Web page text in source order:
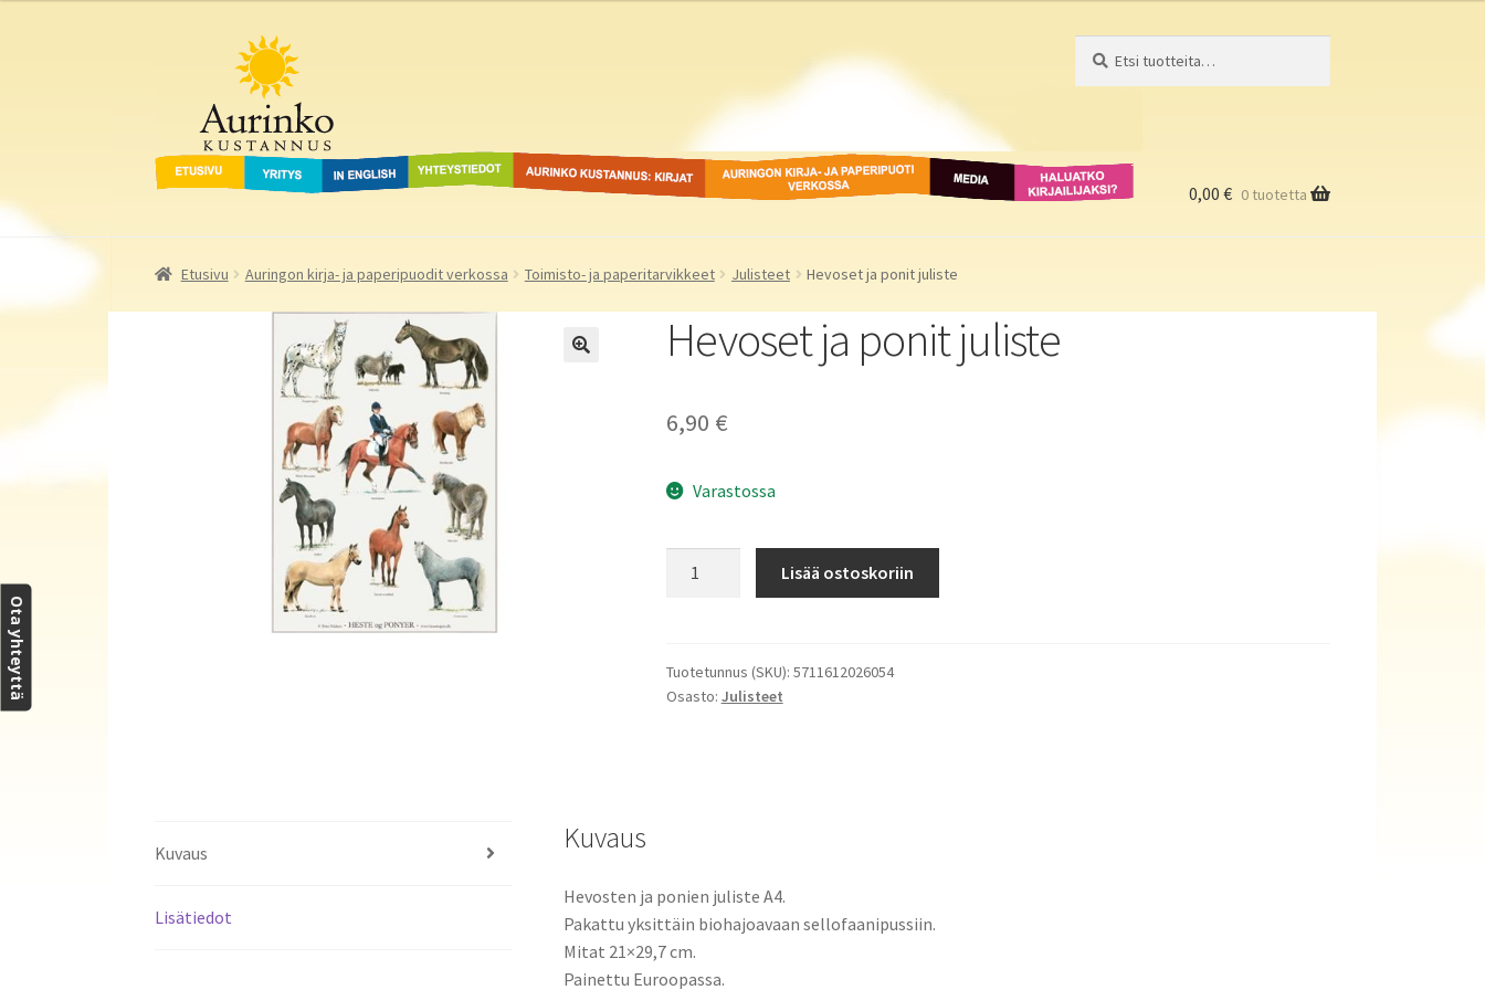
navigointiin
Aurinko Kustannus
Etusivu Yritys In English Yhteystiedot Aurinko Kustannus: kirjat Auringon kirja- ja
paperipuodit verkossa
Media
Haluatko
kirjailijaksi?
0,00 € 0 tuotetta
Etusivu Auringon kirja- ja paperipuodit verkossa Toimisto- ja paperitarvikkeet Julisteet Hevoset ja ponit juliste
Hevoset ja ponit juliste
6,90 €
Varastossa
määrä
Lisää ostoskoriin
Tuotetunnus (SKU): 5711612026054
Osasto: Julisteet
Kuvaus
Lisätiedot
Kuvaus
Hevosten ja ponien juliste A4.
Pakattu yksittäin biohajoavaan sellofaanipussiin.
Mitat 21×29,7 cm.
Painettu Euroopassa.
Ota yhteyttä